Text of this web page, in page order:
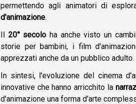
permettendo agli animatori di
d'animazione.
Il 20° secolo ha anche visto un
storie per bambini, i film
apprezzati anche da un pubblico adulto.
In sintesi, l'evoluzione del cinema
innovative che hanno arricchito la
d'animazione una forma d'arte